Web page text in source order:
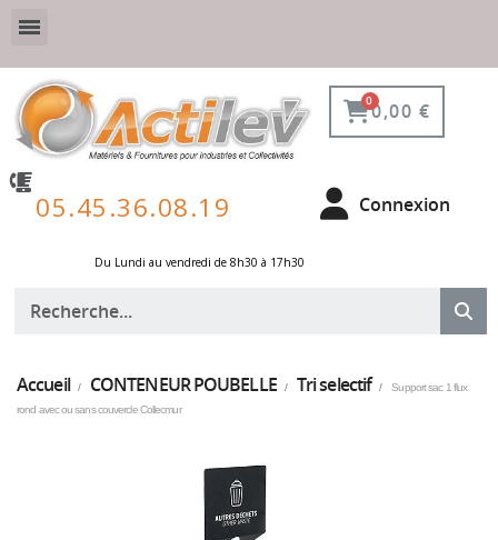
0,00 €
05.45.36.08.19 Connexion
Du Lundi au vendredi de 8h30 à 17h30 ​
Accueil CONTENEUR POUBELLE Tri selectif
Support sac 1 flux
rond avec ou sans couvercle Collecmur